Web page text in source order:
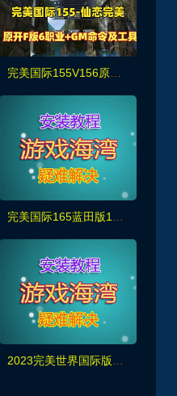
完美国际155V156原开服版【仙恋完美6职业】仿官+简易攻略+GM命令及工具+安装视频教程
完美国际165蓝田版14职业，带在线装备生成器+全套修改工具及视频教程
2023完美世界国际版单机V165完整端14职业新版